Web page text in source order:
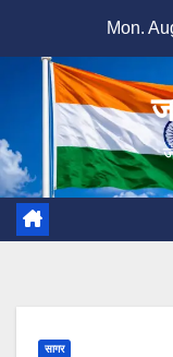
content
Mon.
सागर